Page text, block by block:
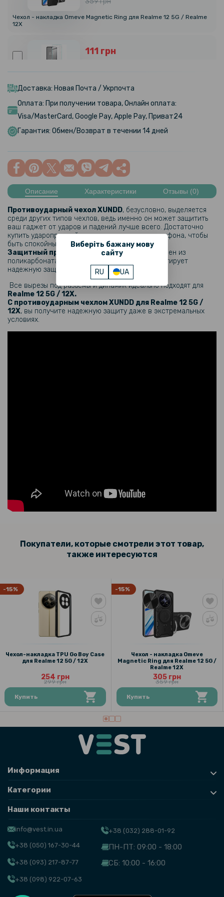
Виберіть бажану мову
сайту
RU UA
Чехол - накладка Omeve Magnetic Ring для Realme 12 5G / Realme
12X
111 грн
Transparent
127 грн
159 грн
Realme 12 5G / 12X, Black
Доставка: Новая Почта / Укрпочта
Оплата: При получении товара, Онлайн оплата:
Visa/MasterCard, Google Pay, Apple Pay, Приват24
Гарантия: Обмен/Возврат в течении 14 дней
Описание Характеристики Отзывы (0)
Противоударный чехол XUNDD, безусловно, выделяется
среди других типов чехлов, ведь именно он может защитить
ваш гаджет от ударов и падений лучше всего. Достаточно
купить ударопрочный чехол накладку для смартфона, чтобы
быть спокойными в критических ситуациях.
Защитный противоударный чехол
изготовлен из
поликарбоната и термополиуретана, что гарантирует
надежную защиту вашего смартфона.
Все вырезы под разъемы и динамик идеально подходят для
Realme 12 5G / 12X​​.
С противоударным чехлом XUNDD для Realme 12 5G /
12X​, вы получите надежную защиту даже в экстремальных
условиях.
Покупатели, которые смотрели этот товар,
также интересуются
-15%
Чехол-накладка TPU Go Boy Case
для Realme 12 5G / 12X
254 грн
299 грн
Купить
-15%
Чехол - накладка Omeve
Magnetic Ring для Realme 12 5G /
Realme 12X
305 грн
359 грн
Купить
Информация
Категории
Наши контакты
info@vest.in.ua
+38 (050) 167-30-44
+38 (093) 217-87-77
+38 (098) 922-07-63
+38 (032) 288-01-92
ПН-ПТ: 09:00 - 18:00
СБ: 10:00 - 16:00